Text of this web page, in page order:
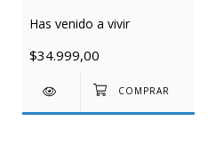
Has venido a vivir
$34.999,00